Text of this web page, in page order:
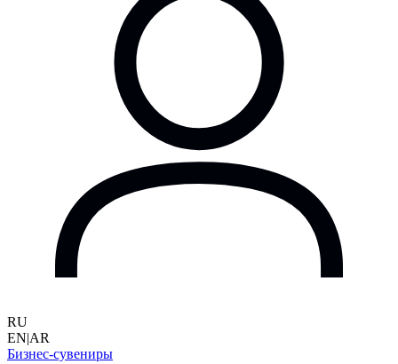
RU
EN|AR
Бизнес-сувениры